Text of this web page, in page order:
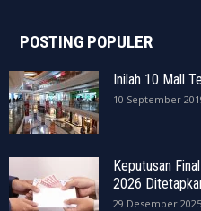
POSTING POPULER
Inilah 10 Mall
10 September
Keputusan
2026
29 Desember 2025